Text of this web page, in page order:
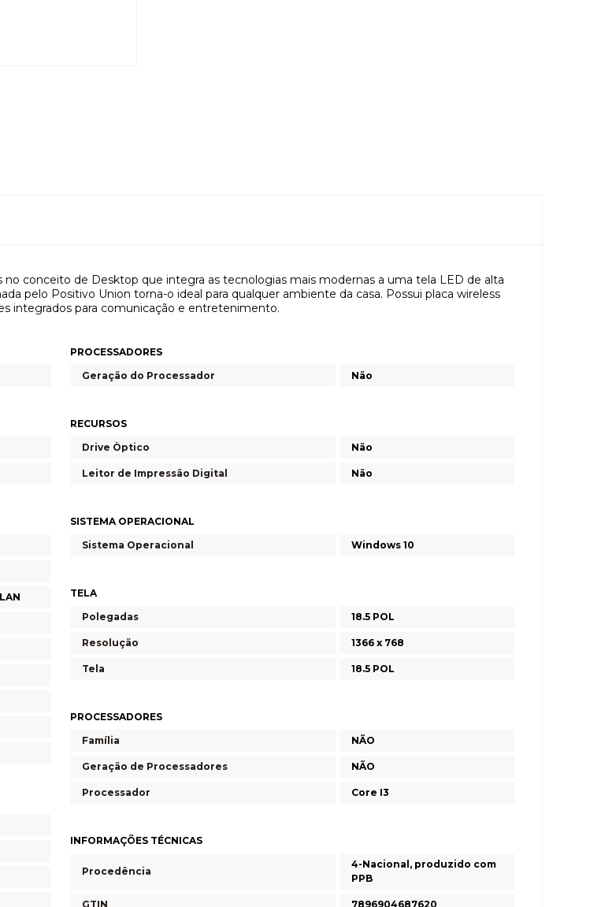
conceito de Desktop que integra as tecnologias mais modernas a uma tela LED de alta
pelo Positivo Union torna-o ideal para qualquer ambiente da casa. Possui placa wireless
integrados para comunicação e entretenimento.
PROCESSADORES
Geração do Processador
Não
RECURSOS
Drive Òptico
Não
Leitor de Impressão Digital Não
SISTEMA OPERACIONAL
Sistema Operacional
Windows 10
TELA
Polegadas
18.5 POL
Resolução 1366 x 768
Tela 18.5 POL
PROCESSADORES
Família
NÃO
Geração de Processadores NÃO
Processador Core I3
INFORMAÇÕES TÉCNICAS
Procedência
4-Nacional, produzido com
PPB
GTIN 7896904687620